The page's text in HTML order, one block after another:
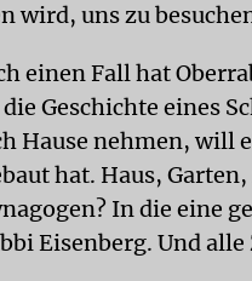
wird, uns zu
einen Fall hat
Geschichte eines
Hause nehmen, will
hat. Haus,
In die eine
Eisenberg. Und